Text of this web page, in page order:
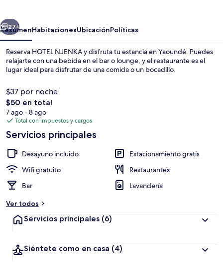
Siguiente
27+
ResumenHabitacionesUbicaciónPolíticas
Reserva HOTEL NJENKA y disfruta tu estancia en Yaoundé. Puedes
relajarte con una bebida en el bar o lounge, y el restaurante es el
lugar ideal para disfrutar de una comida o un bocadillo.
$37 por noche
El
precio
total
de
$50 en total
7 ago - 8 ago
Total con impuestos y cargos
Servicios principales
Desayuno incluido
Estacionamiento gratis
Wifi gratuito
Restaurantes
Bar
Lavandería
Ver todos
Servicios principales (6)
Siéntete como en casa (4)